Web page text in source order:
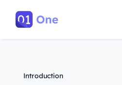
Introduction